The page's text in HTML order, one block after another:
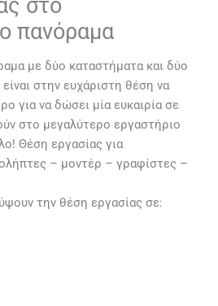
στο
πανόραμα
με δύο καταστήματα και δύο
στην ευχάριστη θέση να
για να δώσει μία ευκαιρία σε
στο μεγαλύτερο εργαστήριο
Θέση εργασίας για
– μοντέρ – γραφίστες –
την θέση εργασίας σε: